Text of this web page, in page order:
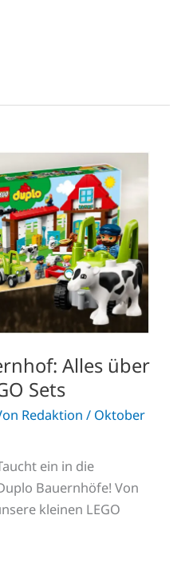
Alles über
Sets
Redaktion / Oktober
ein in die
Bauernhöfe! Von
kleinen LEGO